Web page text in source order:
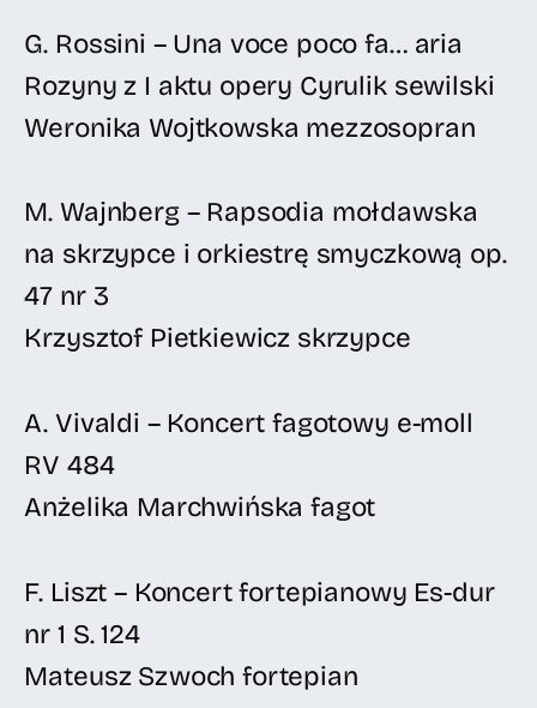
G. Rossini – Una voce poco fa… aria
Rozyny z I aktu opery Cyrulik sewilski
Weronika Wojtkowska mezzosopran
M. Wajnberg – Rapsodia mołdawska
na skrzypce i orkiestrę smyczkową op.
47 nr 3
Krzysztof Pietkiewicz skrzypce
A. Vivaldi – Koncert fagotowy e-moll
RV 484
Anżelika Marchwińska fagot
F. Liszt – Koncert fortepianowy Es-dur
nr 1 S. 124
Mateusz Szwoch fortepian